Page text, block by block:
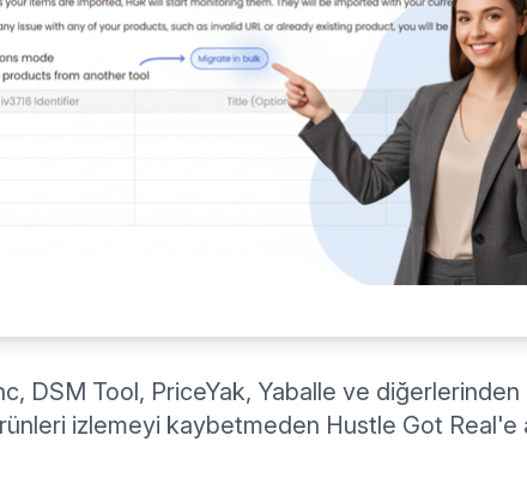
DSM Tool, PriceYak, Yaballe ve
izlemeyi kaybetmeden Hustle Got Real'e